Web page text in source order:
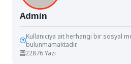
Admin
Kullanıcıya ait herhangi bir sosyal
bulunmamaktadır.
22876 Yazı